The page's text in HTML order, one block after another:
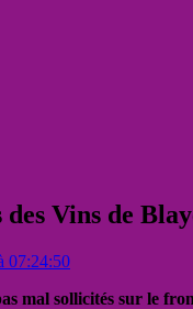
Vins de
07:24:50
mal sollicités sur le